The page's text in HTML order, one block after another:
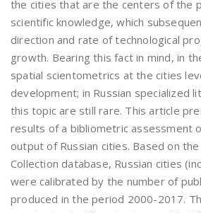
the cities that are the centers of the
scientific knowledge, which
direction and rate of technological
growth. Bearing this fact in mind, in
spatial scientometrics at the cities
development; in Russian specialized
this topic are still rare. This article
results of a bibliometric assessment
output of Russian cities. Based on
Collection database, Russian cities
were calibrated by the number of
produced in the period 2000-2017.